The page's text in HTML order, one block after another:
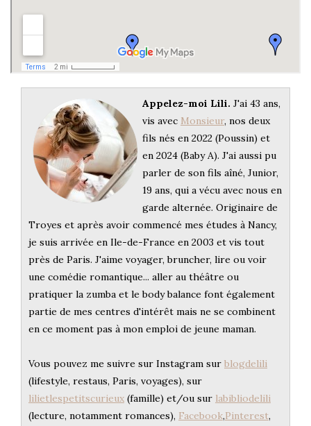
Appelez-moi Lili. J'ai 43 ans,
vis avec Monsieur, nos deux
fils nés en 2022 (Poussin) et
en 2024 (Baby A). J'ai aussi pu
parler de son fils aîné, Junior,
19 ans, qui a vécu avec nous en
garde alternée. Originaire de
Troyes et après avoir commencé mes études à Nancy,
je suis arrivée en Ile-de-France en 2003 et vis tout
près de Paris. J'aime voyager, bruncher, lire ou voir
une comédie romantique... aller au théâtre ou
pratiquer la zumba et le body balance font également
partie de mes centres d'intérêt mais ne se combinent
en ce moment pas à mon emploi de jeune maman.
Vous pouvez me suivre sur Instagram sur blogdelili
(lifestyle, restaus, Paris, voyages), sur
lilietlespetitscurieux (famille) et/ou sur labibliodelili
(lecture, notamment romances), Facebook,Pinterest,